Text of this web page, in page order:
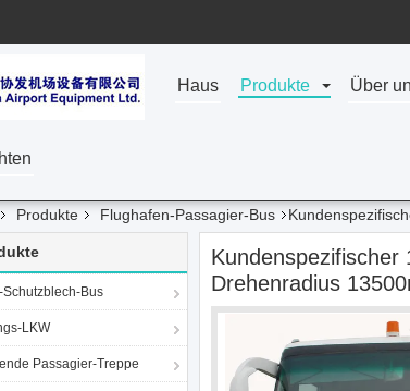
Haus Produkte Über
Produkte Flughafen-Passagier-Bus
Schutzblech-Bus
LKW
Passagier-Treppe
Kundenspezifischer
Drehenradius